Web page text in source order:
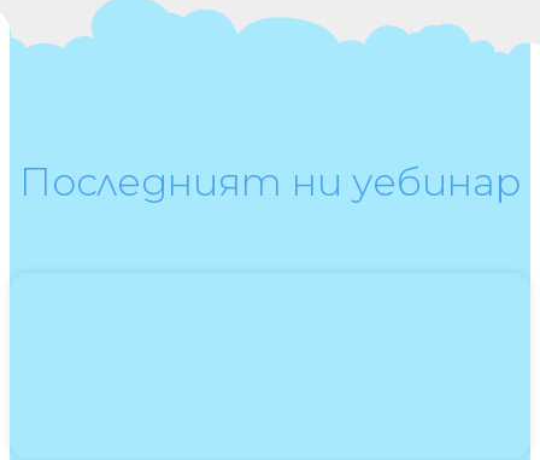
Последният ни уебинар